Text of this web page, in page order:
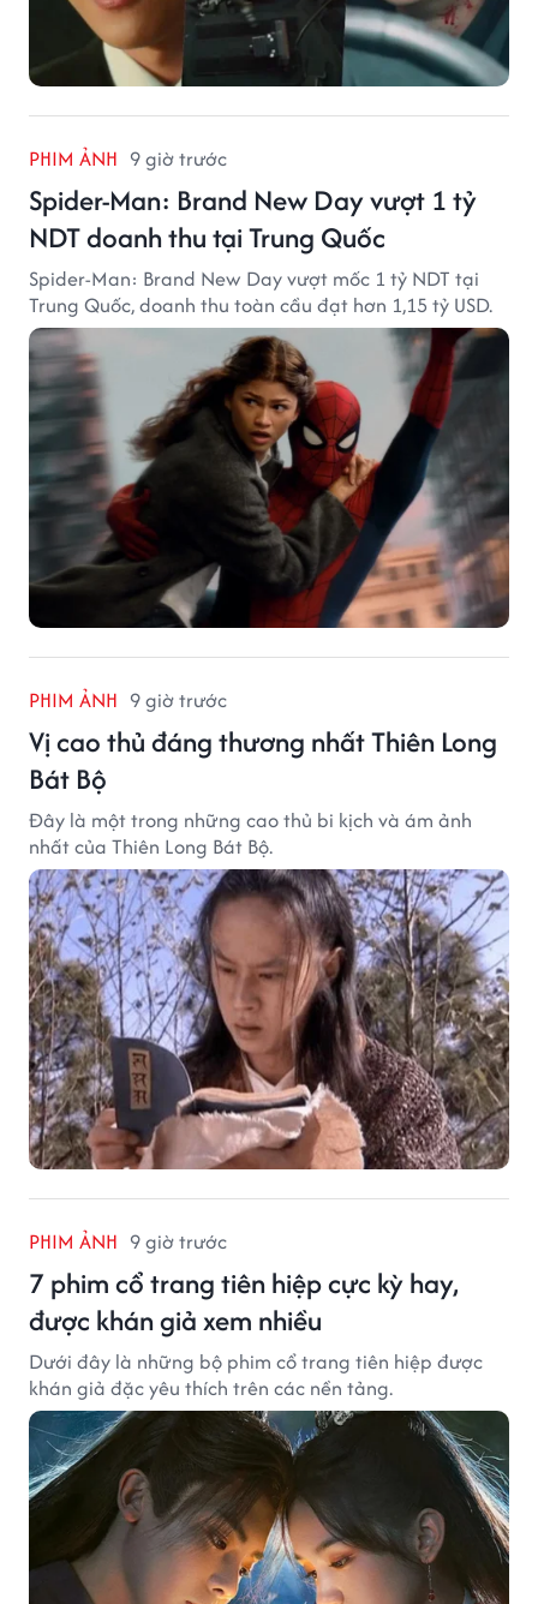
PHIM ẢNH 9 giờ trước
Spider-Man: Brand New Day vượt 1 tỷ
NDT doanh thu tại Trung Quốc
Spider-Man: Brand New Day vượt mốc 1 tỷ NDT tại
Trung Quốc, doanh thu toàn cầu đạt hơn 1,15 tỷ USD.
PHIM ẢNH 9 giờ trước
Vị cao thủ đáng thương nhất Thiên Long
Bát Bộ
Đây là một trong những cao thủ bi kịch và ám ảnh
nhất của Thiên Long Bát Bộ.
PHIM ẢNH 9 giờ trước
7 phim cổ trang tiên hiệp cực kỳ hay,
được khán giả xem nhiều
Dưới đây là những bộ phim cổ trang tiên hiệp được
khán giả đặc yêu thích trên các nền tảng.